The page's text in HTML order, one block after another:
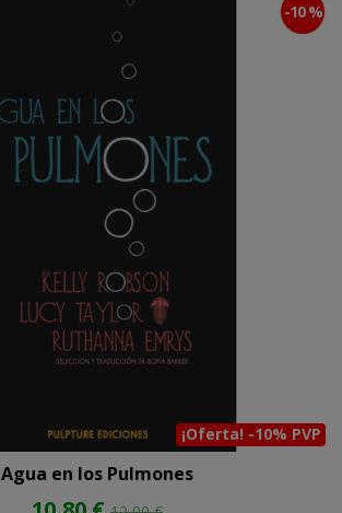
¡Oferta! -10% PVP
-10 %
Agua en los Pulmones